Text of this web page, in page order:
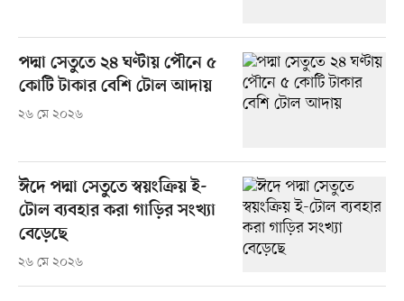
পদ্মা সেতুতে ২৪ ঘণ্টায় পৌনে ৫
কোটি টাকার বেশি টোল আদায়
২৬ মে ২০২৬
ঈদে পদ্মা সেতুতে স্বয়ংক্রিয় ই-
টোল ব্যবহার করা গাড়ির সংখ্যা
বেড়েছে
২৬ মে ২০২৬